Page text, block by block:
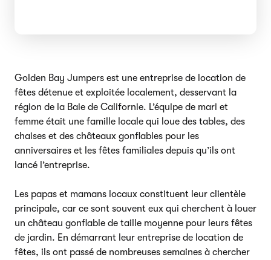
Golden Bay Jumpers est une entreprise de location de
fêtes détenue et exploitée localement, desservant la
région de la Baie de Californie. L’équipe de mari et
femme était une famille locale qui loue des tables, des
chaises et des châteaux gonflables pour les
anniversaires et les fêtes familiales depuis qu’ils ont
lancé l’entreprise.
Les papas et mamans locaux constituent leur clientèle
principale, car ce sont souvent eux qui cherchent à louer
un château gonflable de taille moyenne pour leurs fêtes
de jardin. En démarrant leur entreprise de location de
fêtes, ils ont passé de nombreuses semaines à chercher